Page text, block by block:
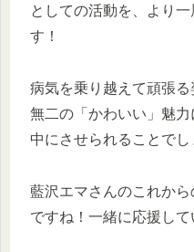
としての活動を、より
す！
病気を乗り越えて頑張
無二の「かわいい」魅
中にさせられることでし
藍沢エマさんのこれか
ですね！一緒に応援し